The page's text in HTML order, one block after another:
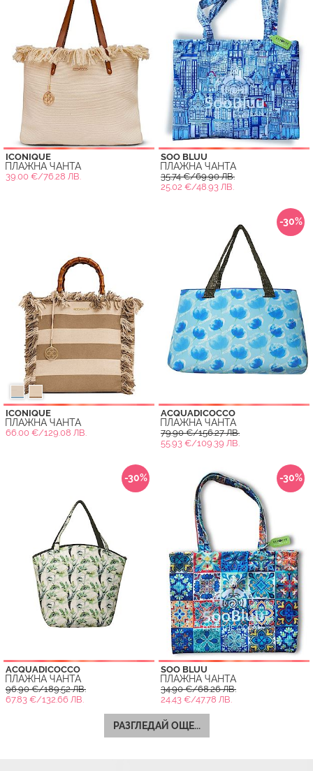
ICONIQUE
ПЛАЖНА ЧАНТА
39.00 €/76.28 ЛВ.
SOO BLUU
ПЛАЖНА ЧАНТА
35.74 €/69.90 ЛВ.
25.02 €/48.93 ЛВ.
ICONIQUE
ПЛАЖНА ЧАНТА
66.00 €/129.08 ЛВ.
-30%
ACQUADICOCCO
ПЛАЖНА ЧАНТА
79.90 €/156.27 ЛВ.
55.93 €/109.39 ЛВ.
-30%
ACQUADICOCCO
ПЛАЖНА ЧАНТА
96.90 €/189.52 ЛВ.
67.83 €/132.66 ЛВ.
-30%
SOO BLUU
ПЛАЖНА ЧАНТА
34.90 €/68.26 ЛВ.
24.43 €/47.78 ЛВ.
РАЗГЛЕДАЙ ОЩЕ...